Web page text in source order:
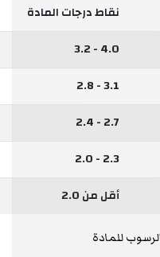
نقاط درجات المادة
4.0 - 3.2
3.1 - 2.8
2.7 - 2.4
2.3 - 2.0
أقل من 2.0